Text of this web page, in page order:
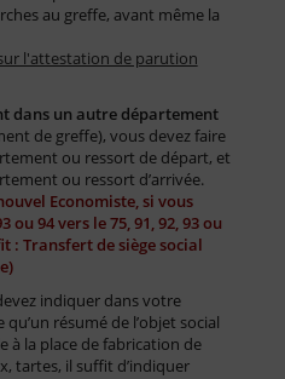
au greffe, avant même la
l'attestation de parution
dans un autre département
de greffe), vous devez faire
ou ressort de départ, et
ou ressort d’arrivée.
Economiste, si vous
ou 94 vers le 75, 91, 92, 93 ou
: Transfert de siège social
indiquer dans votre
résumé de l’objet social
à la place de fabrication de
tartes, il suffit d’indiquer